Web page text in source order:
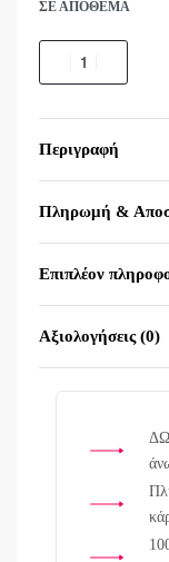
ΣΕ ΑΠΌΘΕΜΑ
Περιγραφή
Πληρωμή &
Επιπλέον
Αξιολογήσεις (0)